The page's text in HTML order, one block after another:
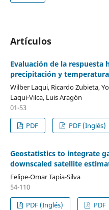
Artículos
Evaluación de la respuesta
precipitación y
Wilber Laqui, Ricardo Zubieta,
Laqui-Vilca, Luis Aragón
01-53
PDF
PDF (Inglés)
Geostatistics to integrate
downscaled satellite
Felipe-Omar Tapia-Silva
54-110
PDF (Inglés)
PDF